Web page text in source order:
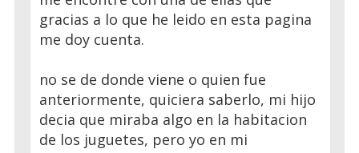
gracias a lo que he leido en esta pagina
me doy cuenta.
no se de donde viene o quien fue
anteriormente, quiciera saberlo, mi hijo
decia que miraba algo en la habitacion
de los juguetes, pero yo en mi